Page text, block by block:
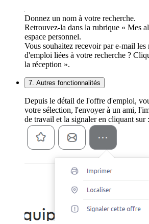
Donnez un nom à votre recherche.
Retrouvez-la dans la rubrique « Mes
espace personnel.
Vous souhaitez recevoir par e-mail
d'emploi liées à votre recherche ?
la réception ».
7. Autres fonctionnalités
Depuis le détail de l'offre d'emploi,
votre sélection, l'envoyer à un ami,
de travail et la signaler en cliquant sur :